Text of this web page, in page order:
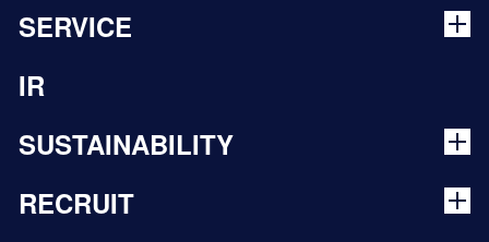
SERVICE
IR
SUSTAINABILITY
RECRUIT